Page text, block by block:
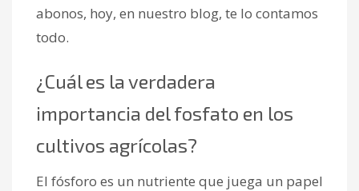
abonos, hoy, en nuestro blog, te lo contamos
todo.
¿Cuál es la verdadera
importancia del fosfato en los
cultivos agrícolas?
El fósforo es un nutriente que juega un papel